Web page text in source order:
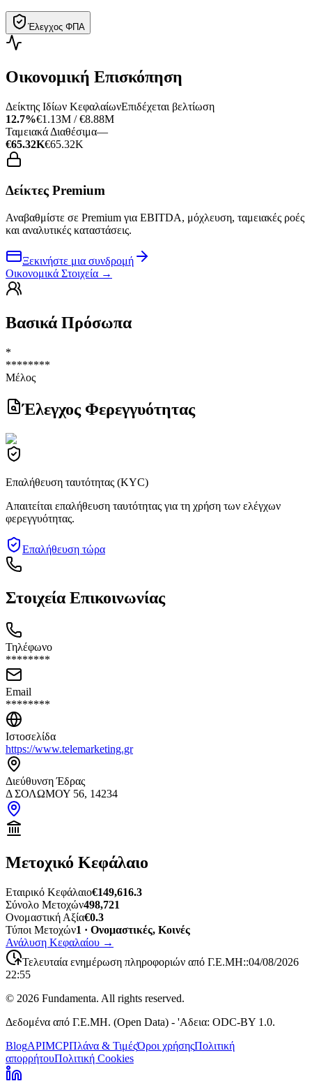
Έλεγχος ΦΠΑ
Οικονομική Επισκόπηση
Δείκτης Ιδίων ΚεφαλαίωνΕπιδέχεται βελτίωση
12.7%€1.13M / €8.88M
Ταμειακά Διαθέσιμα—
€65.32K€65.32K
Δείκτες Premium
Αναβαθμίστε σε Premium για EBITDA, μόχλευση, ταμειακές ροές
και αναλυτικές καταστάσεις.
Ξεκινήστε μια συνδρομή
Οικονομικά Στοιχεία →
Βασικά Πρόσωπα
*
********
Μέλος
Έλεγχος Φερεγγυότητας
Επαλήθευση ταυτότητας (KYC)
Απαιτείται επαλήθευση ταυτότητας για τη χρήση των ελέγχων
φερεγγυότητας.
Επαλήθευση τώρα
Στοιχεία Επικοινωνίας
Τηλέφωνο
********
Email
********
Ιστοσελίδα
https://www.telemarketing.gr
Διεύθυνση Έδρας
Δ ΣΟΛΩΜΟΥ 56, 14234
Μετοχικό Κεφάλαιο
Εταιρικό Κεφάλαιο€149,616.3
Σύνολο Μετοχών498,721
Ονομαστική Αξία€0.3
Τύποι Μετοχών1 · Ονομαστικές, Κοινές
Ανάλυση Κεφαλαίου →
Τελευταία ενημέρωση πληροφοριών από Γ.Ε.ΜΗ::04/08/2026
22:55
© 2026 Fundamenta. All rights reserved.
Δεδομένα από Γ.Ε.ΜΗ. (Open Data) - 'Αδεια: ODC-BY 1.0.
BlogAPIMCPΠλάνα & ΤιμέςΌροι χρήσηςΠολιτική
απορρήτουΠολιτική Cookies